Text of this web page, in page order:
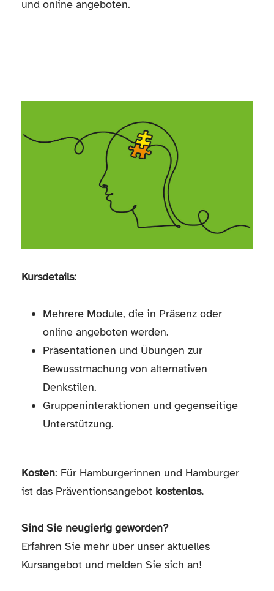
und online angeboten.
Kursdetails:
Mehrere Module, die in Präsenz oder
online angeboten werden.
Präsentationen und Übungen zur
Bewusstmachung von alternativen
Denkstilen.
Gruppeninteraktionen und gegenseitige
Unterstützung.
Kosten: Für Hamburgerinnen und Hamburger
ist das Präventionsangebot kostenlos.
Sind Sie neugierig geworden?
Erfahren Sie mehr über unser aktuelles
Kursangebot und melden Sie sich an!